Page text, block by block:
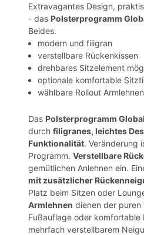
Extravagantes Design,
- das Polsterprogramm
Beides.
modern und filigran
verstellbare Rückenkissen
drehbares Sitzelement
optionale komfortable
wählbare Rollout Armlehnen
Das Polsterprogramm
durch filigranes, leichtes
Funktionalität. Veränderung
Programm. Verstellbare
gemütlichen Anlehnen ein.
mit zusätzlicher
Platz beim Sitzen oder
Armlehnen dienen der puren
Fußauflage oder komfortable
mehrfach verstellbarem